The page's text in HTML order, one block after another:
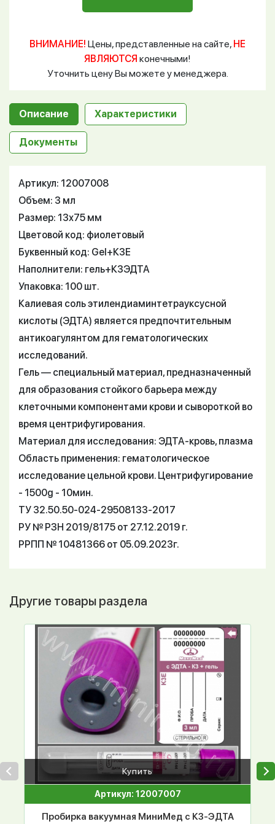
ВНИМАНИЕ! Цены, представленные на сайте, НЕ
ЯВЛЯЮТСЯ конечными!
Уточнить цену Вы можете у менеджера.
Описание Характеристики
Документы
Артикул: 12007008
Объем: 3 мл
Размер: 13х75 мм
Цветовой код: фиолетовый
Буквенный код: Gel+К3Е
Наполнители: гель+К3ЭДТА
Упаковка: 100 шт.
Калиевая соль этилендиаминтетрауксусной
кислоты (ЭДТА) является предпочтительным
антикоагулянтом для гематологических
исследований.
Гель — специальный материал, предназначенный
для образования стойкого барьера между
клеточными компонентами крови и сывороткой во
время центрифугирования.
Материал для исследования: ЭДТА-кровь, плазма
Область применения: гематологическое
исследование цельной крови. Центрифугирование
- 1500g - 10мин.
ТУ 32.50.50-024-29508133-2017
РУ № РЗН 2019/8175 от 27.12.2019 г.
РРПП № 10481366 от 05.09.2023г.
Другие товары раздела
Купить
Артикул: 12007007
Пробирка вакуумная МиниМед с К3-ЭДТА